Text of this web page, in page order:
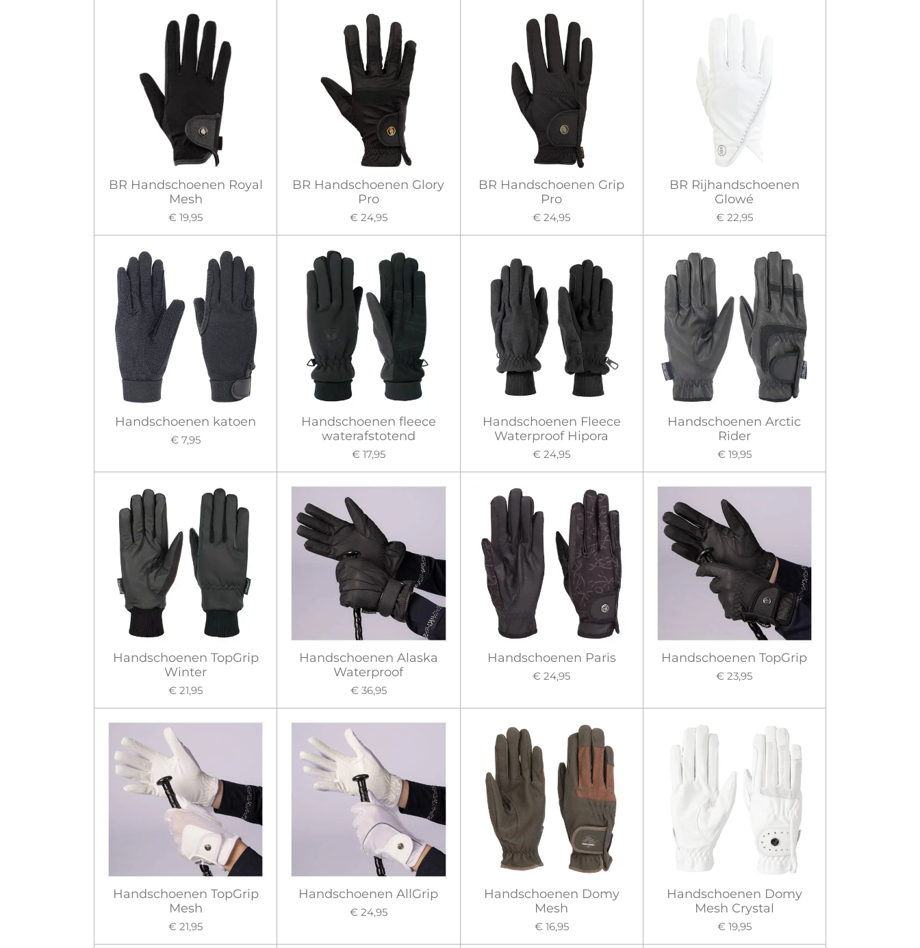
BR Handschoenen Royal
Mesh
€ 19,95
BR Handschoenen Glory
Pro
€ 24,95
BR Handschoenen Grip
Pro
€ 24,95
BR Rijhandschoenen
Glowé
€ 22,95
Handschoenen katoen
€ 7,95
Handschoenen fleece
waterafstotend
€ 17,95
Handschoenen Fleece
Waterproof Hipora
€ 24,95
Handschoenen Arctic
Rider
€ 19,95
Handschoenen TopGrip
Winter
€ 21,95
Handschoenen Alaska
Waterproof
€ 36,95
Handschoenen Paris
€ 24,95
Handschoenen TopGrip
€ 23,95
Handschoenen TopGrip
Mesh
€ 21,95
Handschoenen AllGrip
€ 24,95
Handschoenen Domy
Mesh
€ 16,95
Handschoenen Domy
Mesh Crystal
€ 19,95